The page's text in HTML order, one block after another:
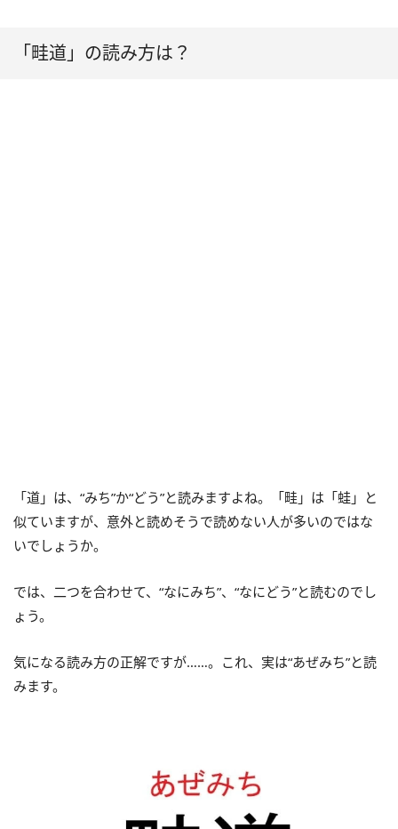
「畦道」の読み方は？
「道」は、“みち”か“どう”と読みますよね。「畦」は「蛙」と
似ていますが、意外と読めそうで読めない人が多いのではな
いでしょうか。
では、二つを合わせて、“なにみち”、“なにどう”と読むのでし
ょう。
気になる読み方の正解ですが……。これ、実は“あぜみち”と読
みます。